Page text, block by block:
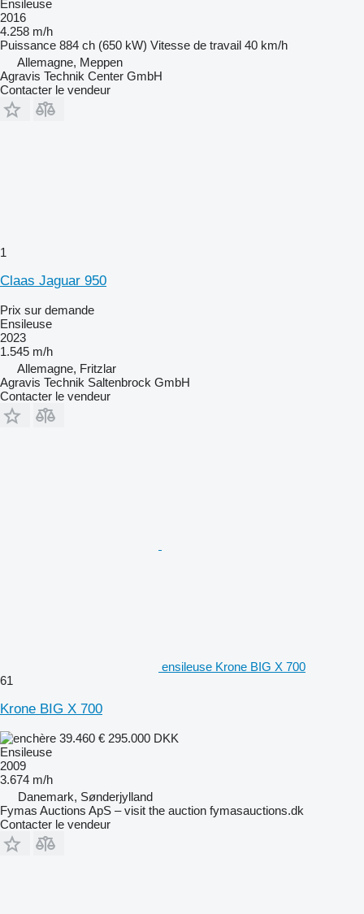
Ensileuse
2016
4.258 m/h
Puissance 884 ch (650 kW) Vitesse de travail 40 km/h
Allemagne, Meppen
Agravis Technik Center GmbH
Contacter le vendeur
1
Claas Jaguar 950
Prix sur demande
Ensileuse
2023
1.545 m/h
Allemagne, Fritzlar
Agravis Technik Saltenbrock GmbH
Contacter le vendeur
ensileuse Krone BIG X 700
61
Krone BIG X 700
39.460 € 295.000 DKK
Ensileuse
2009
3.674 m/h
Danemark, Sønderjylland
Fymas Auctions ApS – visit the auction fymasauctions.dk
Contacter le vendeur